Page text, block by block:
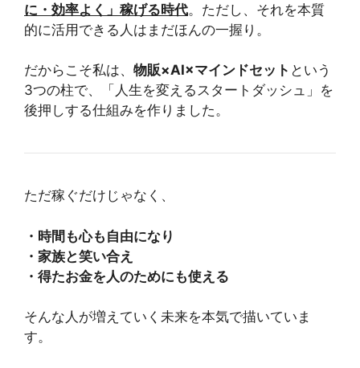
に・効率よく」稼げる時代。ただし、それを本質
的に活用できる人はまだほんの一握り。
だからこそ私は、 物販×AI×マインドセット という
3つの柱で、「人生を変えるスタートダッシュ」を
後押しする仕組みを作りました。
ただ稼ぐだけじゃなく、
・時間も心も自由になり
・家族と笑い合え
・得たお金を人のためにも使える
そんな人が増えていく未来を本気で描いていま
す。